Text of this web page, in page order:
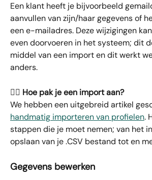
Een klant heeft je bijvoorbeeld
aanvullen van zijn/haar gegevens of
een e-mailadres. Deze wijzigingen
even doorvoeren in het systeem; dit
middel van een import en dit werkt
anders.
👉🏼 Hoe pak je een import aan?
We hebben een uitgebreid artikel
handmatig importeren van profielen.
stappen die je moet nemen; van het
opslaan van je .CSV bestand tot en
Gegevens bewerken